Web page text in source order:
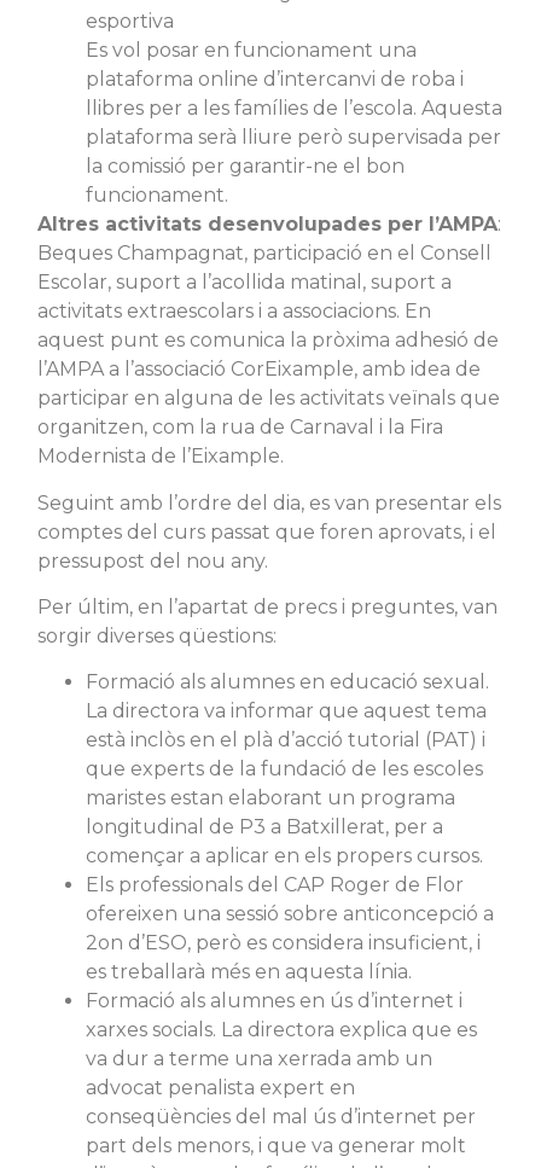
esportiva
Es vol posar en funcionament una
plataforma online d’intercanvi de roba i
llibres per a les famílies de l’escola. Aquesta
plataforma serà lliure però supervisada per
la comissió per garantir-ne el bon
funcionament.
Altres activitats desenvolupades per l’AMPA:
Beques Champagnat, participació en el Consell
Escolar, suport a l’acollida matinal, suport a
activitats extraescolars i a associacions. En
aquest punt es comunica la pròxima adhesió de
l’AMPA a l’associació CorEixample, amb idea de
participar en alguna de les activitats veïnals que
organitzen, com la rua de Carnaval i la Fira
Modernista de l’Eixample.
Seguint amb l’ordre del dia, es van presentar els
comptes del curs passat que foren aprovats, i el
pressupost del nou any.
Per últim, en l’apartat de precs i preguntes, van
sorgir diverses qüestions:
Formació als alumnes en educació sexual.
La directora va informar que aquest tema
està inclòs en el plà d’acció tutorial (PAT) i
que experts de la fundació de les escoles
maristes estan elaborant un programa
longitudinal de P3 a Batxillerat, per a
començar a aplicar en els propers cursos.
Els professionals del CAP Roger de Flor
ofereixen una sessió sobre anticoncepció a
2on d’ESO, però es considera insuficient, i
es treballarà més en aquesta línia.
Formació als alumnes en ús d’internet i
xarxes socials. La directora explica que es
va dur a terme una xerrada amb un
advocat penalista expert en
conseqüències del mal ús d’internet per
part dels menors, i que va generar molt